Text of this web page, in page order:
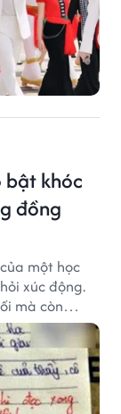
bật khóc
đồng
một học
xúc động.
mà còn
"Thầy đã